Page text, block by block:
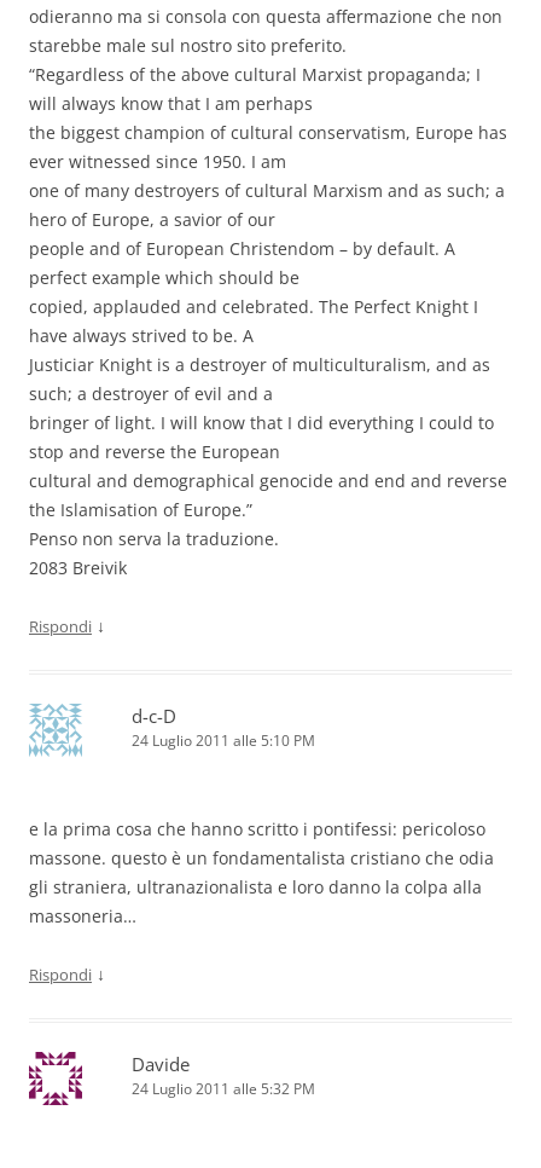
odieranno ma si consola con questa affermazione che non
starebbe male sul nostro sito preferito.
“Regardless of the above cultural Marxist propaganda; I
will always know that I am perhaps
the biggest champion of cultural conservatism, Europe has
ever witnessed since 1950. I am
one of many destroyers of cultural Marxism and as such; a
hero of Europe, a savior of our
people and of European Christendom – by default. A
perfect example which should be
copied, applauded and celebrated. The Perfect Knight I
have always strived to be. A
Justiciar Knight is a destroyer of multiculturalism, and as
such; a destroyer of evil and a
bringer of light. I will know that I did everything I could to
stop and reverse the European
cultural and demographical genocide and end and reverse
the Islamisation of Europe.”
Penso non serva la traduzione.
2083 Breivik
Rispondi ↓
d-c-D
24 Luglio 2011 alle 5:10 PM
e la prima cosa che hanno scritto i pontifessi: pericoloso
massone. questo è un fondamentalista cristiano che odia
gli straniera, ultranazionalista e loro danno la colpa alla
massoneria…
Rispondi ↓
Davide
24 Luglio 2011 alle 5:32 PM